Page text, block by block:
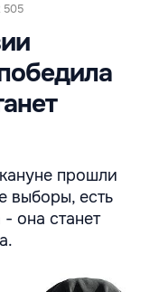
505
прошли
выборы, есть
она станет